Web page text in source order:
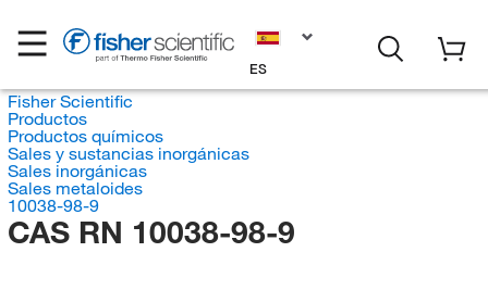
ES
Fisher Scientific
Productos
Productos químicos
Sales y sustancias inorgánicas
Sales inorgánicas
Sales metaloides
10038-98-9
CAS RN 10038-98-9